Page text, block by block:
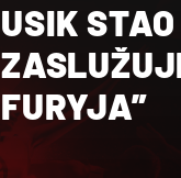
USIK
FURYJA”